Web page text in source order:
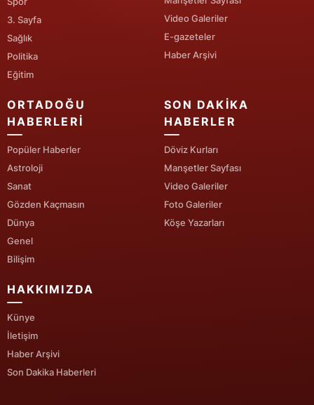
Şanlıurfa
Uşak
Yozgat
Zonguldak
Aksaray
Bayburt
Karaman
3. Sayfa
Sağlık
Politika
Eğitim
Video Galeriler
E-gazeteler
Haber Arşivi
ORTADOĞU
HABERLERI
Popüler Haberler
Astroloji
Sanat
Gözden Kaçmasın
Dünya
Genel
Bilişim
SON DAKIKA
HABERLER
Döviz Kurları
Manşetler Sayfası
Video Galeriler
Foto Galeriler
Köşe Yazarları
HAKKIMIZDA
Künye
İletişim
Haber Arşivi
Son Dakika Haberleri